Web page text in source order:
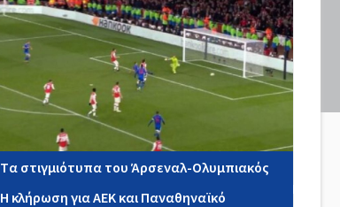
Tα στιγμιότυπα του Άρσεναλ-Ολυμπιακός
Η κλήρωση για ΑΕΚ και Παναθηναϊκό